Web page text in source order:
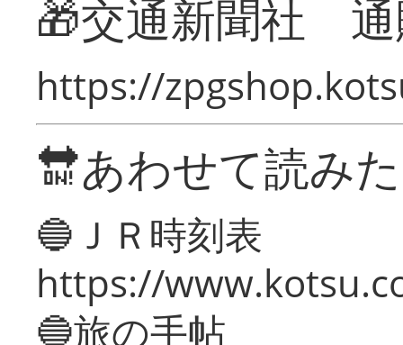
🎁交通新聞社
https://
🔛あわせて読み
🔵ＪＲ時刻表
https://
🔵旅の手帖